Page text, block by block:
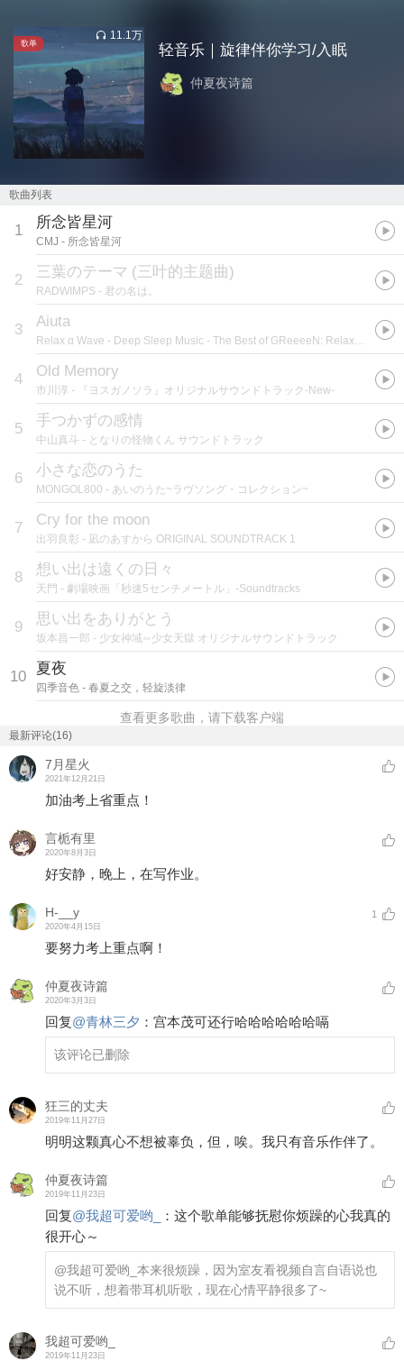
歌单
11.1万
轻音乐｜旋律伴你学习/入眠
仲夏夜诗篇
歌曲列表
1 所念皆星河
CMJ - 所念皆星河
2 三葉のテーマ (三叶的主题曲)
RADWIMPS - 君の名は。
3 Aiuta
Relax α Wave - Deep Sleep Music - The Best of GReeeeN: Relaxing Music Box Covers
4 Old Memory
市川淳 - 『ヨスガノソラ』オリジナルサウンドトラック-New-
5 手つかずの感情
中山真斗 - となりの怪物くん サウンドトラック
6 小さな恋のうた
MONGOL800 - あいのうた~ラヴソング・コレクション~
7 Cry for the moon
出羽良彰 - 凪のあすから ORIGINAL SOUNDTRACK 1
8 想い出は遠くの日々
天門 - 劇場映画「秒速5センチメートル」-Soundtracks
9 思い出をありがとう
坂本昌一郎 - 少女神域∽少女天獄 オリジナルサウンドトラック
10 夏夜
四季音色 - 春夏之交，轻旋淡律
查看更多歌曲，请下载客户端
最新评论(16)
7月星火
2021年12月21日
加油考上省重点！
言栀有里
2020年8月3日
好安静，晚上，在写作业。
H-__y
2020年4月15日
1
要努力考上重点啊！
仲夏夜诗篇
2020年3月3日
回复@青林三夕 ： 宫本茂可还行哈哈哈哈哈哈嗝
该评论已删除
狂三的丈夫
2019年11月27日
明明这颗真心不想被辜负，但，唉。我只有音乐作伴了。
仲夏夜诗篇
2019年11月23日
回复@我超可爱哟_ ： 这个歌单能够抚慰你烦躁的心我真的
很开心～
@我超可爱哟_ 本来很烦躁，因为室友看视频自言自语说也
说不听，想着带耳机听歌，现在心情平静很多了~
我超可爱哟_
2019年11月23日